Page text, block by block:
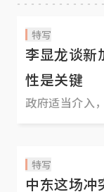
特写
李显龙谈
性是关键
政府适当介入
特写
中东这场